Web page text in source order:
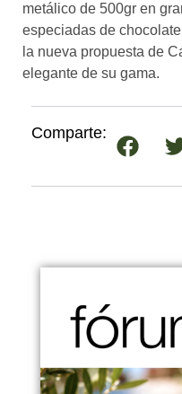
CONTACTO
¡queremos saber
de ti!
metálico de 500gr en
especiadas de
la nueva propuesta de
elegante de su gama.
Comparte: